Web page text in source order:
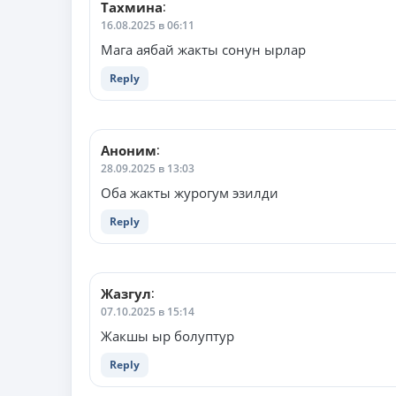
Тахмина:
16.08.2025 в 06:11
Мага аябай жакты сонун ырлар
Reply
Аноним:
28.09.2025 в 13:03
Оба жакты журогум эзилди
Reply
Жазгул:
07.10.2025 в 15:14
Жакшы ыр болуптур
Reply